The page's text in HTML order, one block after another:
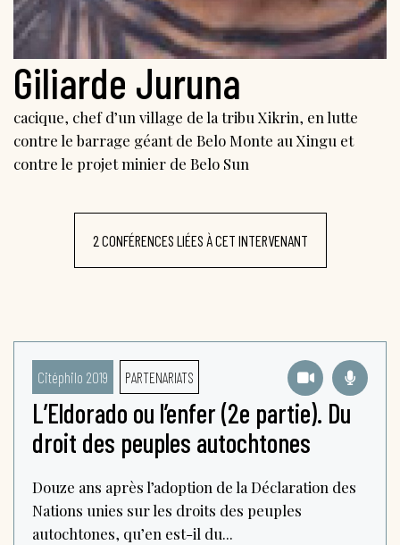
Giliarde Juruna
cacique, chef d’un village de la tribu Xikrin, en lutte
contre le barrage géant de Belo Monte au Xingu et
contre le projet minier de Belo Sun
2 CONFÉRENCES LIÉES À CET INTERVENANT
Citéphilo 2019 PARTENARIATS
L’Eldorado ou l’enfer (2e partie). Du
droit des peuples autochtones
Douze ans après l’adoption de la Déclaration des
Nations unies sur les droits des peuples
autochtones, qu’en est-il du...